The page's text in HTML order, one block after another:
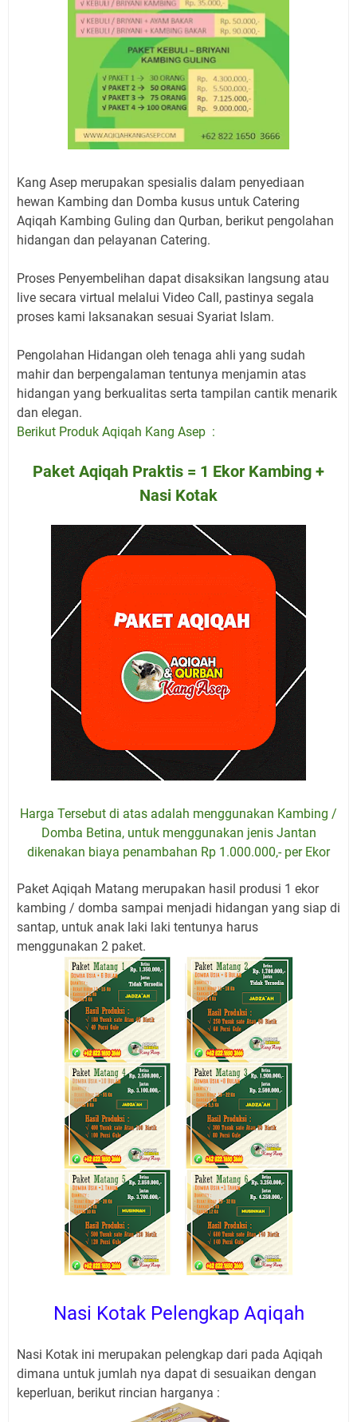
Kang Asep merupakan spesialis dalam penyediaan
hewan Kambing dan Domba kusus untuk Catering
Aqiqah Kambing Guling dan Qurban, berikut pengolahan
hidangan dan pelayanan Catering.
Proses Penyembelihan dapat disaksikan langsung atau
live secara virtual melalui Video Call, pastinya segala
proses kami laksanakan sesuai Syariat Islam.
Pengolahan Hidangan oleh tenaga ahli yang sudah
mahir dan berpengalaman tentunya menjamin atas
hidangan yang berkualitas serta tampilan cantik menarik
dan elegan.
Berikut Produk Aqiqah Kang Asep :
Paket Aqiqah Praktis = 1 Ekor Kambing +
Nasi Kotak
Harga Tersebut di atas adalah menggunakan Kambing /
Domba Betina, untuk menggunakan jenis Jantan
dikenakan biaya penambahan Rp 1.000.000,- per Ekor
Paket Aqiqah Matang merupakan hasil produsi 1 ekor
kambing / domba sampai menjadi hidangan yang siap di
santap, untuk anak laki laki tentunya harus
menggunakan 2 paket.
Nasi Kotak Pelengkap Aqiqah
Nasi Kotak ini merupakan pelengkap dari pada Aqiqah
dimana untuk jumlah nya dapat di sesuaikan dengan
keperluan, berikut rincian harganya :